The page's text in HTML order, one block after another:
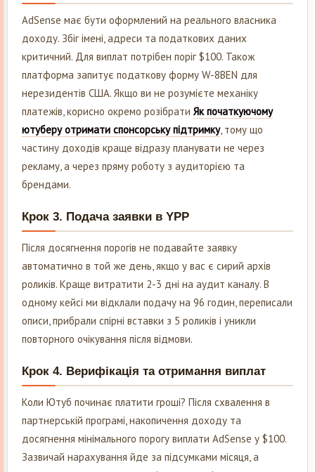
AdSense має бути оформлений на реального власника
доходу. Збіг імені, адреси та податкових даних
критичний. Для виплат потрібен поріг $100. Також
платформа запитує податкову форму W-8BEN для
нерезидентів США. Якщо ви не розумієте механіку
платежів, корисно окремо розібрати Як початкуючому
ютуберу отримати спонсорську підтримку, тому що
частину доходів краще відразу планувати не через
рекламу, а через пряму роботу з аудиторією та
брендами.
Крок 3. Подача заявки в YPP
Після досягнення порогів не подавайте заявку
автоматично в той же день, якщо у вас є сирий архів
роликів. Краще витратити 2-3 дні на аудит каналу. В
одному кейсі ми відклали подачу на 96 годин, переписали
описи, прибрали спірні вставки з 5 роликів і уникли
повторного очікування після відмови.
Крок 4. Верифікація та отримання виплат
Коли Ютуб починає платити гроші? Після схвалення в
партнерській програмі, накопичення доходу та
досягнення мінімального порогу виплати AdSense у $100.
Зазвичай нарахування йде за підсумками місяця, а